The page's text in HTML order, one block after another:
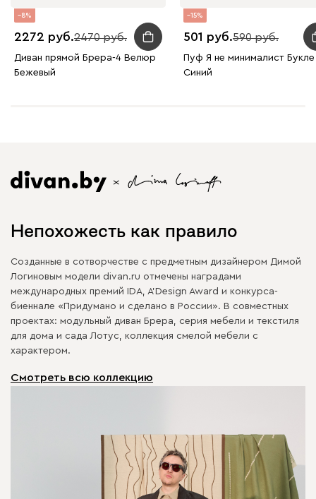
8
2272 2470
Диван прямой Брера-4 Велюр
Бежевый
15
501 590
Пуф Я не минималист Букле
Синий
Непохожесть как правило
Созданные в сотворчестве с предметным дизайнером Димой
Логиновым модели divan.ru отмечены наградами
международных премий IDA, A’Design Award и конкурса-
биеннале «Придумано и сделано в России». В совместных
проектах: модульный диван Брера, серия мебели и текстиля
для дома и сада Лотус, коллекция смелой мебели с
характером.
Смотреть всю коллекцию